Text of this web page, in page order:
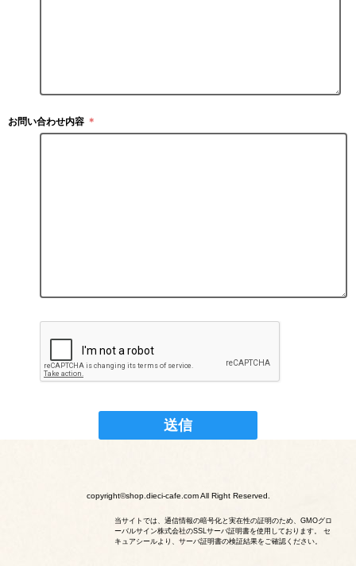
お問い合わせ内容 ＊
copyright©shop.dieci-cafe.com All Right Reserved.
当サイトでは、通信情報の暗号化と実在性の証明のため、GMOグロ
ーバルサイン株式会社のSSLサーバ証明書を使用しております。 セ
キュアシールより、サーバ証明書の検証結果をご確認ください。